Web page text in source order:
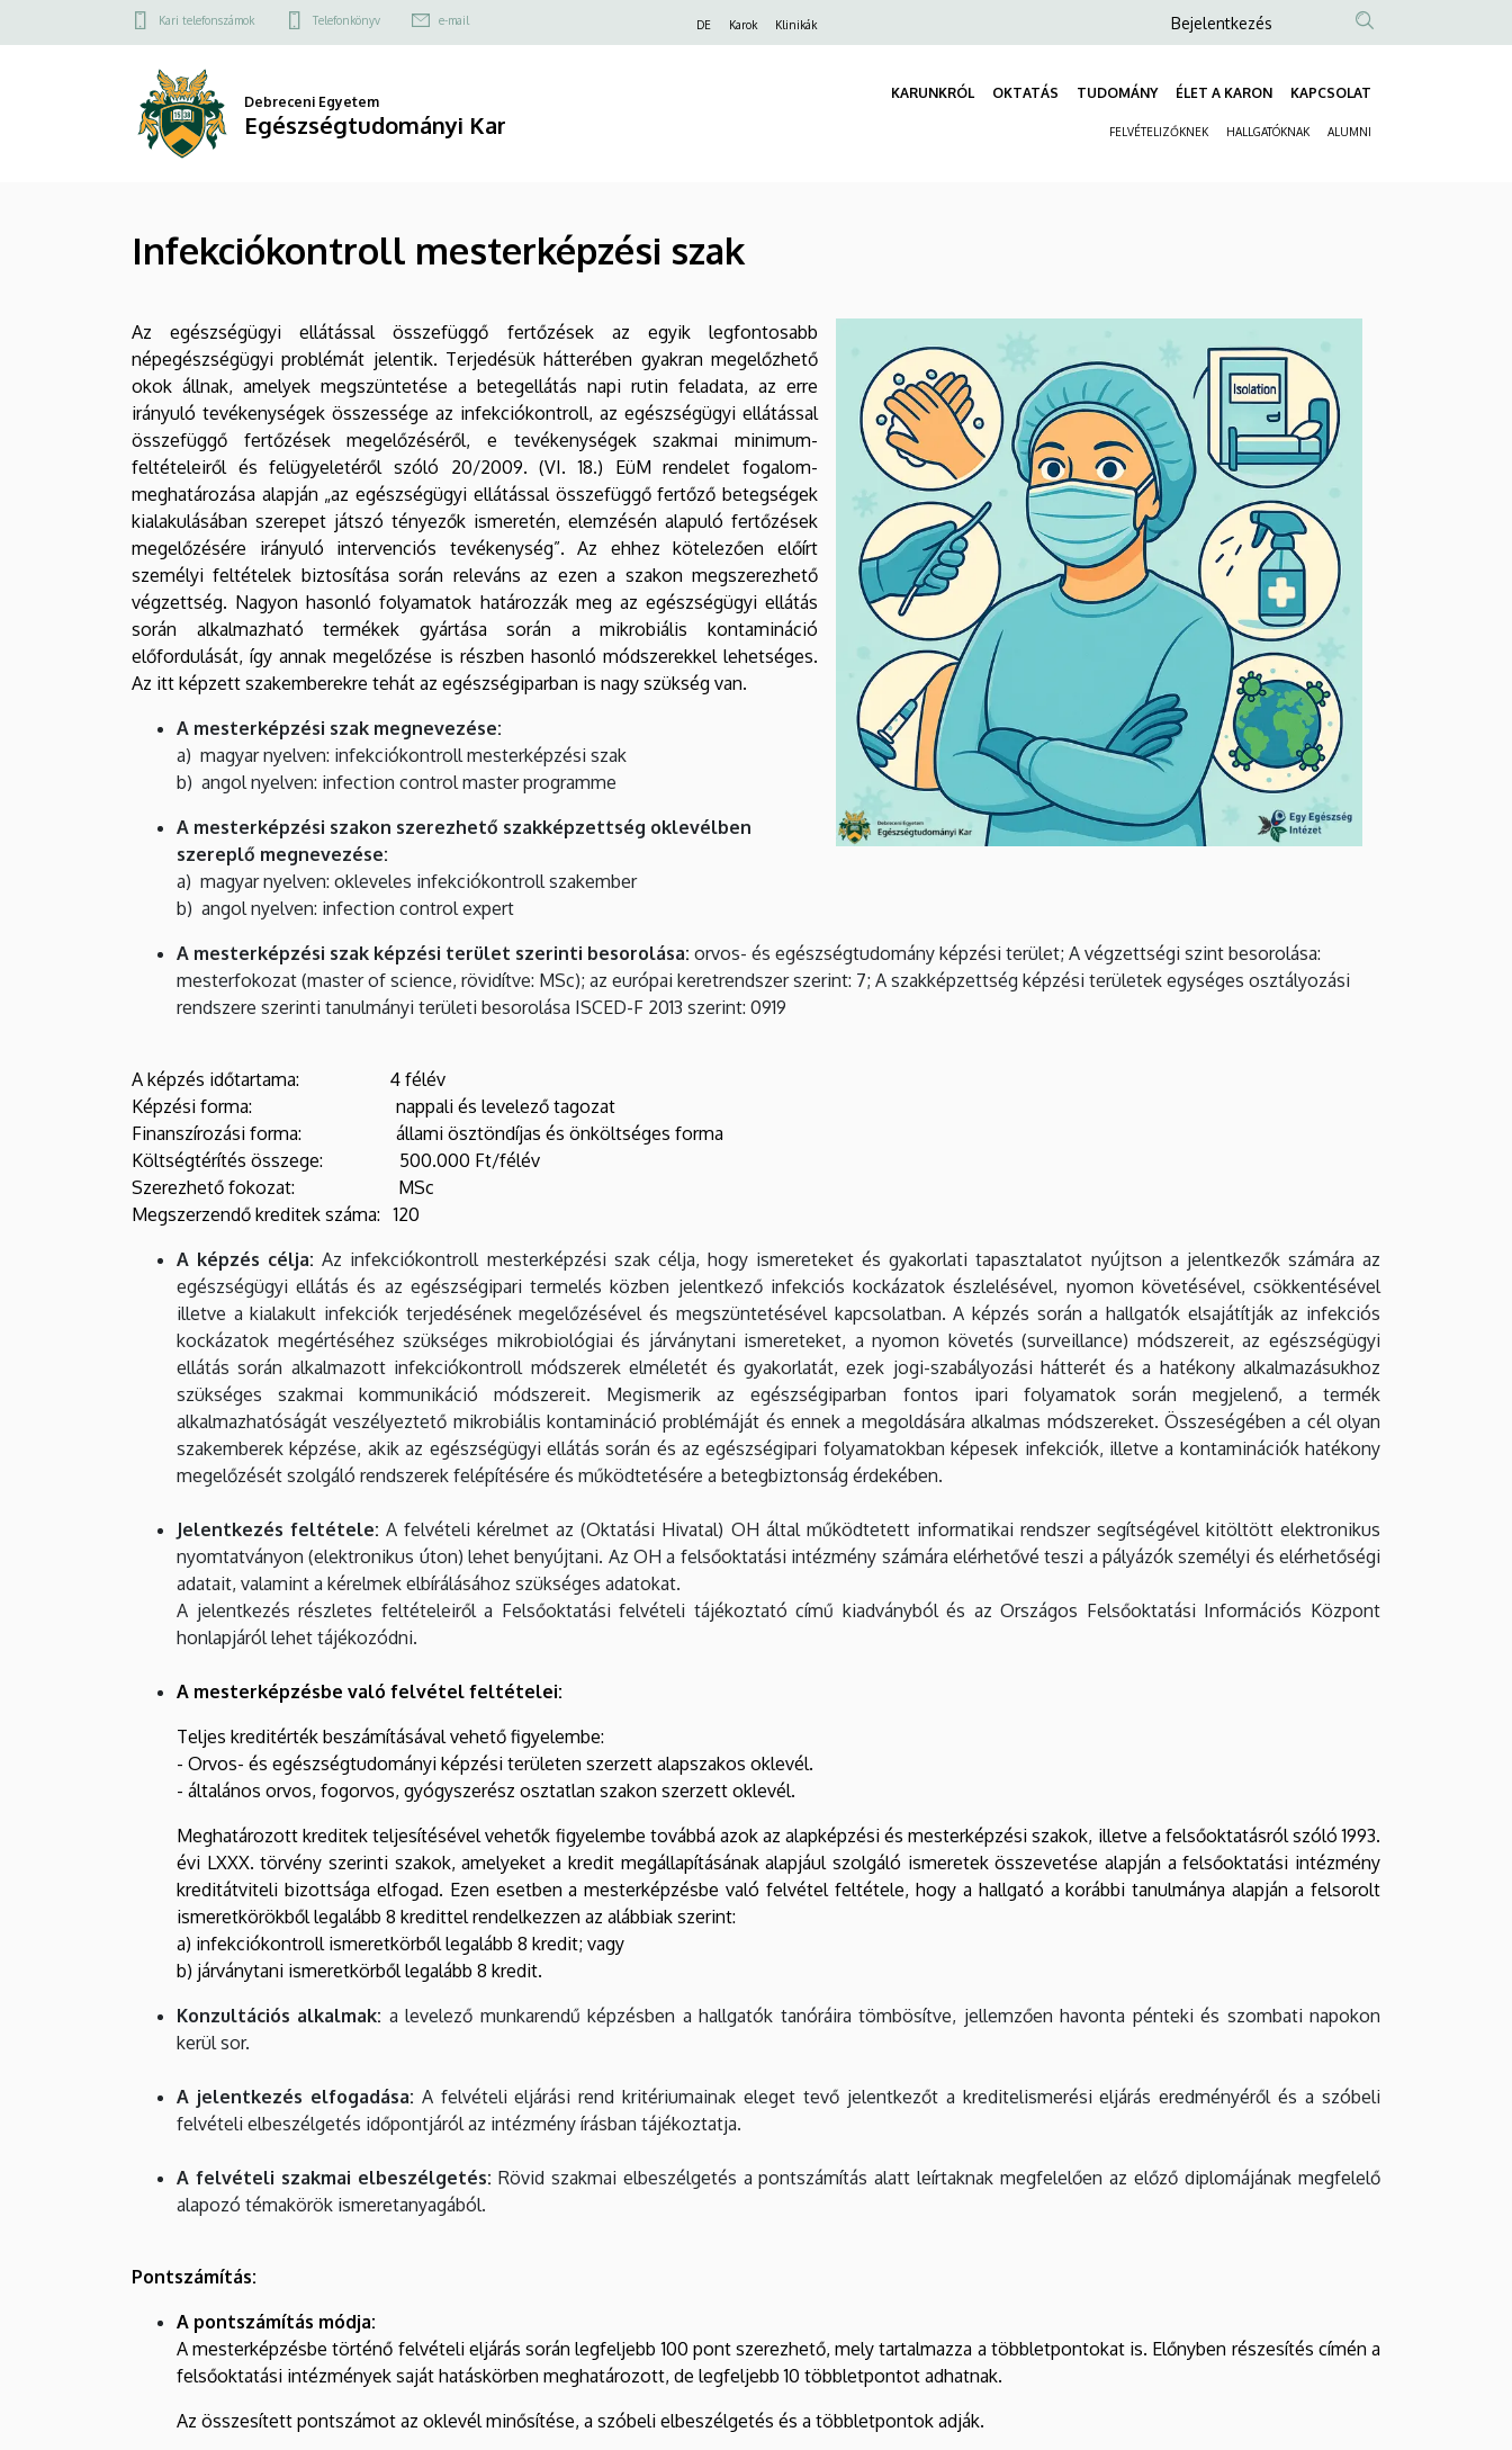
Infekciókontroll
mesterképzési
a
Felső
menü
Kari telefonszámok Telefonkönyv e-mail DE Karok Klinikák
Anonim
fiók
menüje
Bejelentkezés
Debreceni Egyetem
Egészségtudományi Kar
KARUNKRÓL OKTATÁS TUDOMÁNY ÉLET A KARON KAPCSOLAT
FELVÉTELIZŐKNEK HALLGATÓKNAK ALUMNI
Infekciókontroll mesterképzési szak
Az egészségügyi ellátással összefüggő fertőzések az egyik legfontosabb
népegészségügyi problémát jelentik. Terjedésük hátterében gyakran megelőzhető
okok állnak, amelyek megszüntetése a betegellátás napi rutin feladata, az erre
irányuló tevékenységek összessége az infekciókontroll, az egészségügyi ellátással
összefüggő fertőzések megelőzéséről, e tevékenységek szakmai minimum-
feltételeiről és felügyeletéről szóló 20/2009. (VI. 18.) EüM rendelet fogalom-
meghatározása alapján „az egészségügyi ellátással összefüggő fertőző betegségek
kialakulásában szerepet játszó tényezők ismeretén, elemzésén alapuló fertőzések
megelőzésére irányuló intervenciós tevékenység”. Az ehhez kötelezően előírt
személyi feltételek biztosítása során releváns az ezen a szakon megszerezhető
végzettség. Nagyon hasonló folyamatok határozzák meg az egészségügyi ellátás
során alkalmazható termékek gyártása során a mikrobiális kontamináció
előfordulását, így annak megelőzése is részben hasonló módszerekkel lehetséges.
Az itt képzett szakemberekre tehát az egészségiparban is nagy szükség van.
A mesterképzési szak megnevezése:
a) magyar nyelven: infekciókontroll mesterképzési szak
b) angol nyelven: infection control master programme
A mesterképzési szakon szerezhető szakképzettség oklevélben
szereplő megnevezése:
a) magyar nyelven: okleveles infekciókontroll szakember
b) angol nyelven: infection control expert
A mesterképzési szak képzési terület szerinti besorolása: orvos- és egészségtudomány képzési terület; A végzettségi szint besorolása:
mesterfokozat (master of science, rövidítve: MSc); az európai keretrendszer szerint: 7; A szakképzettség képzési területek egységes osztályozási
rendszere szerinti tanulmányi területi besorolása ISCED-F 2013 szerint: 0919
A képzés időtartama: 4 félév
Képzési forma: nappali és levelező tagozat
Finanszírozási forma: állami ösztöndíjas és önköltséges forma
Költségtérítés összege: 500.000 Ft/félév
Szerezhető fokozat: MSc
Megszerzendő kreditek száma: 120
A képzés célja:Az infekciókontroll mesterképzési szak célja, hogy ismereteket és gyakorlati tapasztalatot nyújtson a jelentkezők számára az
egészségügyi ellátás és az egészségipari termelés közben jelentkező infekciós kockázatok észlelésével, nyomon követésével, csökkentésével
illetve a kialakult infekciók terjedésének megelőzésével és megszüntetésével kapcsolatban. A képzés során a hallgatók elsajátítják az infekciós
kockázatok megértéséhez szükséges mikrobiológiai és járványtani ismereteket, a nyomon követés (surveillance) módszereit, az egészségügyi
ellátás során alkalmazott infekciókontroll módszerek elméletét és gyakorlatát, ezek jogi-szabályozási hátterét és a hatékony alkalmazásukhoz
szükséges szakmai kommunikáció módszereit. Megismerik az egészségiparban fontos ipari folyamatok során megjelenő, a termék
alkalmazhatóságát veszélyeztető mikrobiális kontamináció problémáját és ennek a megoldására alkalmas módszereket. Összeségében a cél olyan
szakemberek képzése, akik az egészségügyi ellátás során és az egészségipari folyamatokban képesek infekciók, illetve a kontaminációk hatékony
megelőzését szolgáló rendszerek felépítésére és működtetésére a betegbiztonság érdekében.
Jelentkezés feltétele:A felvételi kérelmet az (Oktatási Hivatal) OH által működtetett informatikai rendszer segítségével kitöltött elektronikus
nyomtatványon (elektronikus úton) lehet benyújtani. Az OH a felsőoktatási intézmény számára elérhetővé teszi a pályázók személyi és elérhetőségi
adatait, valamint a kérelmek elbírálásához szükséges adatokat.
A jelentkezés részletes feltételeiről a Felsőoktatási felvételi tájékoztató című kiadványból és az Országos Felsőoktatási Információs Központ
honlapjáról lehet tájékozódni.
A mesterképzésbe való felvétel feltételei:
Teljes kreditérték beszámításával vehető figyelembe:
- Orvos- és egészségtudományi képzési területen szerzett alapszakos oklevél.
- általános orvos, fogorvos, gyógyszerész osztatlan szakon szerzett oklevél.
Meghatározott kreditek teljesítésével vehetők figyelembe továbbá azok az alapképzési és mesterképzési szakok, illetve a felsőoktatásról szóló 1993.
évi LXXX. törvény szerinti szakok, amelyeket a kredit megállapításának alapjául szolgáló ismeretek összevetése alapján a felsőoktatási intézmény
kreditátviteli bizottsága elfogad. Ezen esetben a mesterképzésbe való felvétel feltétele, hogy a hallgató a korábbi tanulmánya alapján a felsorolt
ismeretkörökből legalább 8 kredittel rendelkezzen az alábbiak szerint:
a) infekciókontroll ismeretkörből legalább 8 kredit; vagy
b) járványtani ismeretkörből legalább 8 kredit.
Konzultációs alkalmak: a levelező munkarendű képzésben a hallgatók tanóráira tömbösítve, jellemzően havonta pénteki és szombati napokon
kerül sor.
A jelentkezés elfogadása: A felvételi eljárási rend kritériumainak eleget tevő jelentkezőt a kreditelismerési eljárás eredményéről és a szóbeli
felvételi elbeszélgetés időpontjáról az intézmény írásban tájékoztatja.
A felvételi szakmai elbeszélgetés: Rövid szakmai elbeszélgetés a pontszámítás alatt leírtaknak megfelelően az előző diplomájának megfelelő
alapozó témakörök ismeretanyagából.
Pontszámítás:
A pontszámítás módja:
A mesterképzésbe történő felvételi eljárás során legfeljebb 100 pont szerezhető, mely tartalmazza a többletpontokat is. Előnyben részesítés címén a
felsőoktatási intézmények saját hatáskörben meghatározott, de legfeljebb 10 többletpontot adhatnak.
Az összesített pontszámot az oklevél minősítése, a szóbeli elbeszélgetés és a többletpontok adják.